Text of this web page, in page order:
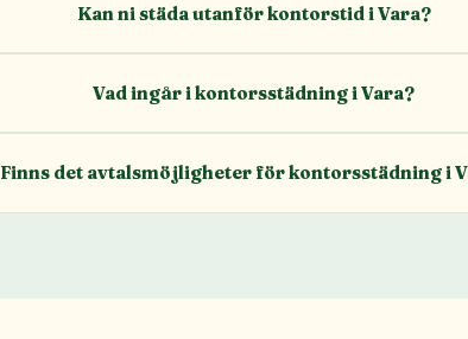
Kan ni städa utanför kontorstid i Vara?
Vad ingår i kontorsstädning i Vara?
Finns det avtalsmöjligheter för kontorsstädning i